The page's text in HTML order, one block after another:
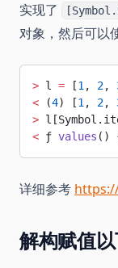
实现了
对象，然后可以
> l = [1 , 2,
< (4) [1 , 2,
>
< ƒ values ()
详细参考
解构赋值